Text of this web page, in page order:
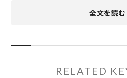
全文を読む
RELATED